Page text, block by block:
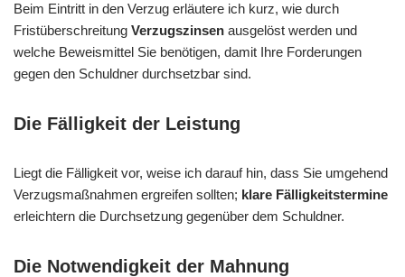
Beim Eintritt in den Verzug erläutere ich kurz, wie durch
Fristüberschreitung Verzugszinsen ausgelöst werden und
welche Beweismittel Sie benötigen, damit Ihre Forderungen
gegen den Schuldner durchsetzbar sind.
Die Fälligkeit der Leistung
Liegt die Fälligkeit vor, weise ich darauf hin, dass Sie umgehend
Verzugsmaßnahmen ergreifen sollten; klare Fälligkeitstermine
erleichtern die Durchsetzung gegenüber dem Schuldner.
Die Notwendigkeit der Mahnung